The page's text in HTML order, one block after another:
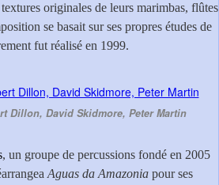
originales de leurs marimbas, flûtes
se basait sur ses propres études de
fut réalisé en 1999.
Dillon, David Skidmore, Peter Martin
, un groupe de percussions fondé en 2005
Aguas da Amazonia pour ses